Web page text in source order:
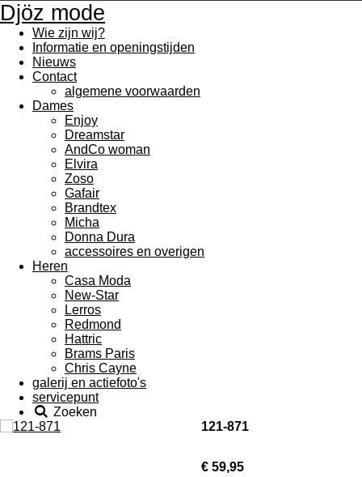
Djöz mode
Wie zijn wij?
Informatie en openingstijden
Nieuws
Contact
algemene voorwaarden
Dames
Enjoy
Dreamstar
AndCo woman
Elvira
Zoso
Gafair
Brandtex
Micha
Donna Dura
accessoires en overigen
Heren
Casa Moda
New-Star
Lerros
Redmond
Hattric
Brams Paris
Chris Cayne
galerij en actiefoto's
servicepunt
Zoeken
121-871
€ 59,95